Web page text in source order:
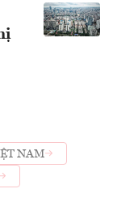
NAM